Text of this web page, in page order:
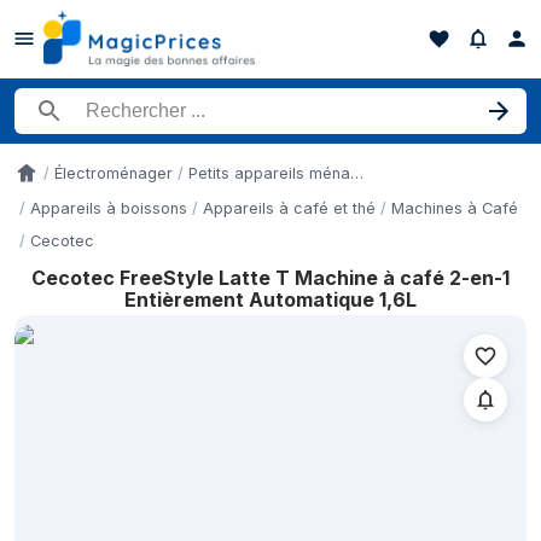
Rechercher un produit
AccueilÉlectroménager
Petits appareils ménagers
Appareils à boissons
Appareils à café et thé
Machines à Café
Cecotec
Cecotec FreeStyle Latte T Machine à café 2-en-1
Entièrement Automatique 1,6L
Historique des prix de Cecotec FreeStyle Latte T Machine à
Date
5 mai 2026